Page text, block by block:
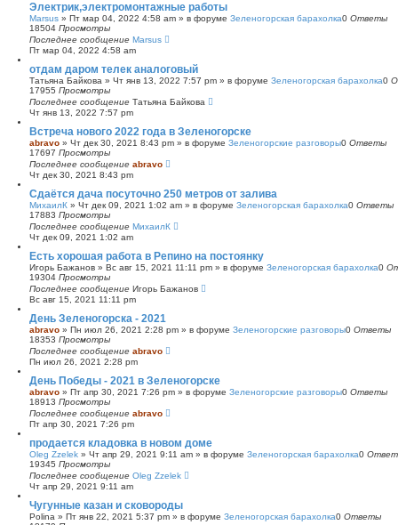
Электрик,электромонтажные работы
Marsus » Пт мар 04, 2022 4:58 am » в форуме Зеленогорская барахолка0 Ответы
18504 Просмотры
Последнее сообщение Marsus
Пт мар 04, 2022 4:58 am
отдам даром телек аналоговый
Татьяна Байкова » Чт янв 13, 2022 7:57 pm » в форуме Зеленогорская барахолка0
17955 Просмотры
Последнее сообщение Татьяна Байкова
Чт янв 13, 2022 7:57 pm
Встреча нового 2022 года в Зеленогорске
abravo » Чт дек 30, 2021 8:43 pm » в форуме Зеленогорские разговоры0 Ответы
17697 Просмотры
Последнее сообщение abravo
Чт дек 30, 2021 8:43 pm
Сдаётся дача посуточно 250 метров от залива
МихаилК » Чт дек 09, 2021 1:02 am » в форуме Зеленогорская барахолка0 Ответы
17883 Просмотры
Последнее сообщение МихаилК
Чт дек 09, 2021 1:02 am
Есть хорошая работа в Репино на постоянку
Игорь Бажанов » Вс авг 15, 2021 11:11 pm » в форуме Зеленогорская барахолка0
19304 Просмотры
Последнее сообщение Игорь Бажанов
Вс авг 15, 2021 11:11 pm
День Зеленогорска - 2021
abravo » Пн июл 26, 2021 2:28 pm » в форуме Зеленогорские разговоры0 Ответы
18353 Просмотры
Последнее сообщение abravo
Пн июл 26, 2021 2:28 pm
День Победы - 2021 в Зеленогорске
abravo » Пт апр 30, 2021 7:26 pm » в форуме Зеленогорские разговоры0 Ответы
18913 Просмотры
Последнее сообщение abravo
Пт апр 30, 2021 7:26 pm
продается кладовка в новом доме
Oleg Zzelek » Чт апр 29, 2021 9:11 am » в форуме Зеленогорская барахолка0
19345 Просмотры
Последнее сообщение Oleg Zzelek
Чт апр 29, 2021 9:11 am
Чугунные казан и сковороды
Polina » Пт янв 22, 2021 5:37 pm » в форуме Зеленогорская барахолка0 Ответы